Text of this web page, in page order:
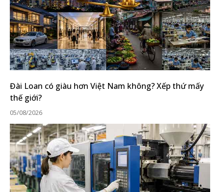
Đài Loan có giàu hơn Việt Nam không? Xếp thứ mấy
thế giới?
05/08/2026